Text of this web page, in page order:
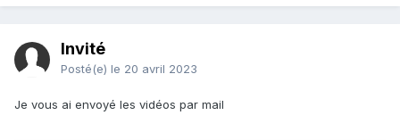
Invité
Posté(e) le 20 avril 2023
Je vous ai envoyé les vidéos par mail